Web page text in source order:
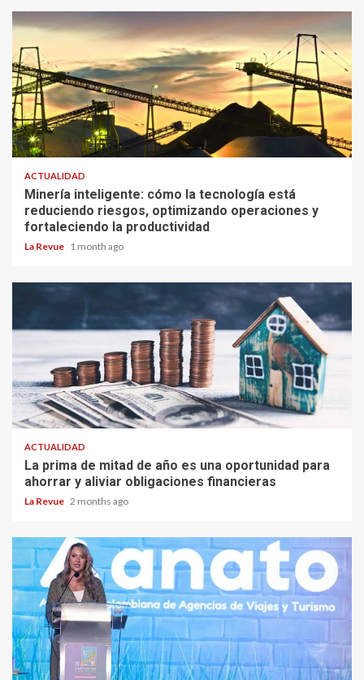
ACTUALIDAD
Minería inteligente: cómo la tecnología está
reduciendo riesgos, optimizando operaciones y
fortaleciendo la productividad
La Revue 1 month ago
ACTUALIDAD
La prima de mitad de año es una oportunidad para
ahorrar y aliviar obligaciones financieras
La Revue 2 months ago